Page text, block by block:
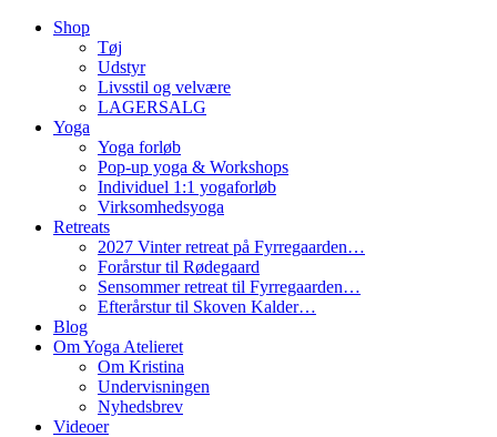
Shop
Tøj
Udstyr
Livsstil og velvære
LAGERSALG
Yoga
Yoga forløb
Pop-up yoga & Workshops
Individuel 1:1 yogaforløb
Virksomhedsyoga
Retreats
2027 Vinter retreat på Fyrregaarden…
Forårstur til Rødegaard
Sensommer retreat til Fyrregaarden…
Efterårstur til Skoven Kalder…
Blog
Om Yoga Atelieret
Om Kristina
Undervisningen
Nyhedsbrev
Videoer